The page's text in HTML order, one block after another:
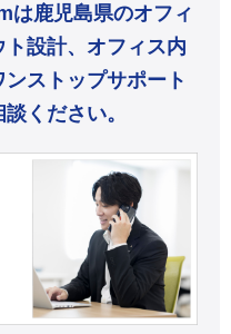
は鹿児島県のオフィ
設計、オフィス内
ストップサポート
ください。